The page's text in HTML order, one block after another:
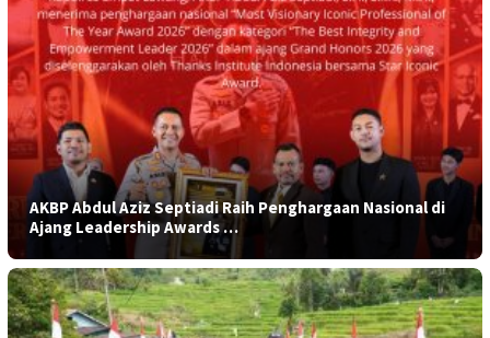
AKBP Abdul Aziz Septiadi Raih Penghargaan Nasional di
Ajang Leadership Awards …